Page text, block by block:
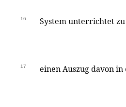
16 System unterrichtet
17 einen Auszug davon